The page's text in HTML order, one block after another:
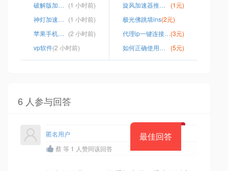
破解版加速器app (1 小时前)
神灯加速加速器 (1 小时前)
苹果手机下载不了快帆 (2 小时前)
vp软件(2 小时前)
旋风加速器推广码
(1元)
极光佛跳墙ins(2元)
代理ip一键连接工具(3元)
如何正确使用梯子
(5元)
6 人参与回答
最佳回答
匿名用户
蔡 等 1 人赞同该回答